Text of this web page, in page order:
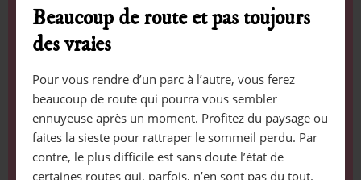
Beaucoup de route et pas toujours
des vraies
Pour vous rendre d’un parc à l’autre, vous ferez
beaucoup de route qui pourra vous sembler
ennuyeuse après un moment. Profitez du paysage ou
faites la sieste pour rattraper le sommeil perdu. Par
contre, le plus difficile est sans doute l’état de
certaines routes qui, parfois, n’en sont pas du tout.